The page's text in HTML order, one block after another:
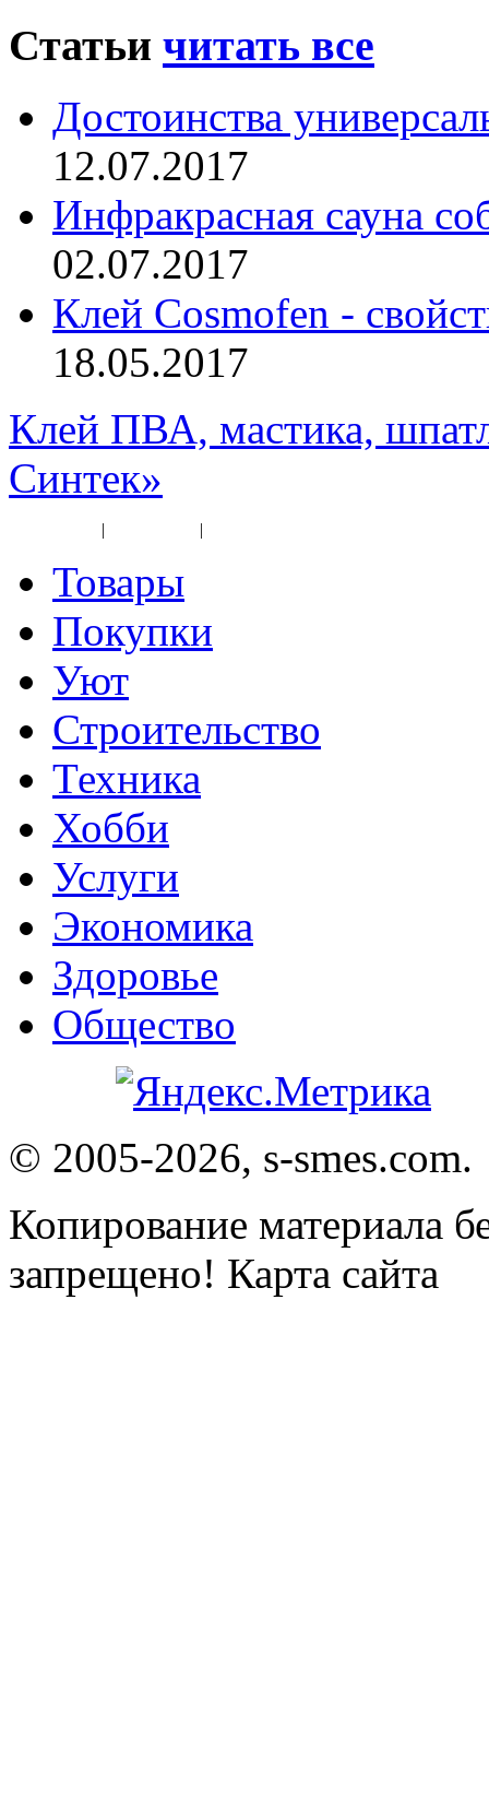
Статьи читать все
Достоинства
12.07.2017
Инфракрасная сауна
02.07.2017
Клей Cosmofen -
18.05.2017
Клей ПВА, мастика,
Синтек»
| |
Товары
Покупки
Уют
Строительство
Техника
Хобби
Услуги
Экономика
Здоровье
Общество
© 2005-2026, s-smes.com.
Копирование материала
запрещено! Карта сайта